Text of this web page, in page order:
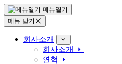
메뉴열기
메뉴 닫기
회사소개
회사소개
연혁